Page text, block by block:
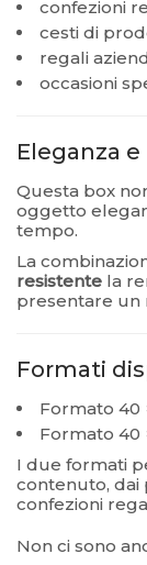
confezioni
cesti di
regali
occasioni
Eleganza
Questa box
oggetto
tempo.
La
resistente la
presentare un
Formati
Formato 40
Formato 40
I due formati
contenuto, dai
confezioni
Non ci sono